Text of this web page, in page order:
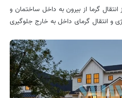
گرما از بیرون به داخل ساختمان و
و انتقال گرمای داخل به خارج جلوگیری